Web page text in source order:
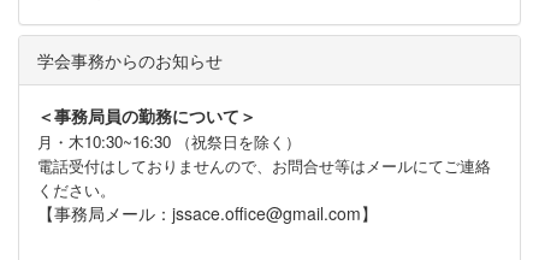
学会事務からのお知らせ
＜事務局員の勤務について＞
月・木10:30~16:30 （祝祭日を除く）
電話受付はしておりませんので、お問合せ等はメールにてご連絡
ください。
【事務局メール：jssace.office@gmail.com】